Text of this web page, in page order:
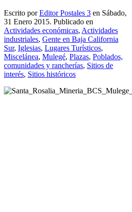
Escrito porEditor Postales 3 en Sábado,
31 Enero 2015. Publicado en
Actividades económicas, Actividades
industriales, Gente en Baja California
Sur, Iglesias, Lugares Turísticos,
Miscelánea, Mulegé, Plazas, Poblados,
comunidades y rancherías, Sitios de
interés, Sitios históricos